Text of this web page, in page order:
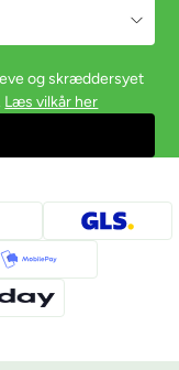
og skræddersyet
Læs vilkår her